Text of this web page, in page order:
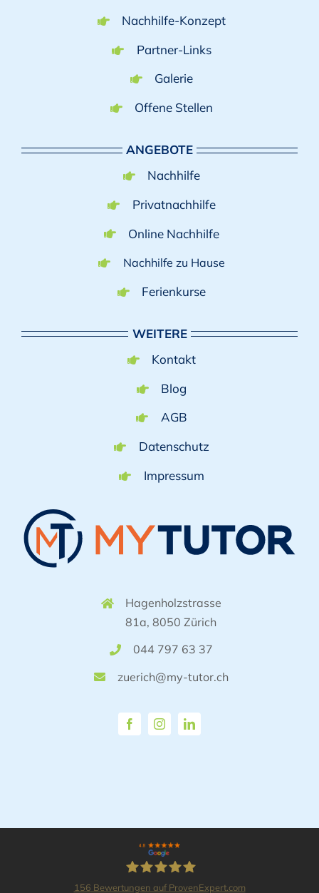
Nachhilfe-Konzept
Partner-Links
Galerie
Offene Stellen
ANGEBOTE
Nachhilfe
Privatnachhilfe
Online Nachhilfe
Nachhilfe zu Hause
Ferienkurse
WEITERE
Kontakt
Blog
AGB
Datenschutz
Impressum
Hagenholzstrasse
81a, 8050 Zürich
044 797 63 37
zuerich@my-tutor.ch
156 Bewertungen auf ProvenExpert.com